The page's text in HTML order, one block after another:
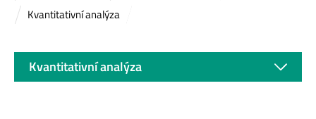
Kvantitativní analýza
Kvantitativní analýza